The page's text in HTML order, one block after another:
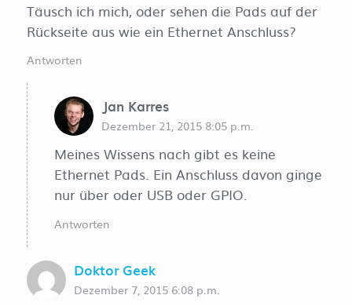
Täusch ich mich, oder sehen die Pads auf der
Rückseite aus wie ein Ethernet Anschluss?
Antworten
Jan Karres
Dezember 21, 2015 8:05 p.m.
Meines Wissens nach gibt es keine
Ethernet Pads. Ein Anschluss davon ginge
nur über oder USB oder GPIO.
Antworten
Doktor Geek
Dezember 7, 2015 6:08 p.m.